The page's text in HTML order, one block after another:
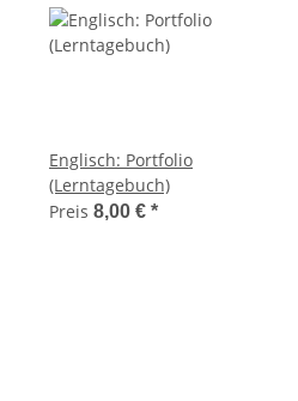
Englisch: Portfolio
(Lerntagebuch)
Preis 8,00 € *